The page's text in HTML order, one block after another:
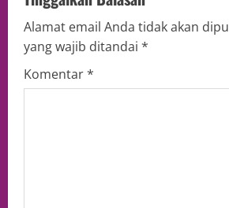
Alamat email Anda tidak akan
yang wajib ditandai *
Komentar*